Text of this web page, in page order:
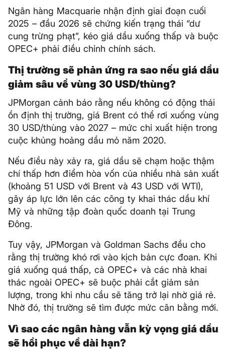
Ngân hàng Macquarie nhận định giai đoạn cuối
2025 – đầu 2026 sẽ chứng kiến trạng thái “dư
cung trừng phạt”, kéo giá dầu xuống thấp và buộc
OPEC+ phải điều chỉnh chính sách.
Thị trường sẽ phản ứng ra sao nếu giá dầu
giảm sâu về vùng 30 USD/thùng?
JPMorgan cảnh báo rằng nếu không có động thái
ổn định thị trường, giá Brent có thể rơi xuống vùng
30 USD/thùng vào 2027 – mức chỉ xuất hiện trong
cuộc khủng hoảng dầu mỏ năm 2020.
Nếu điều này xảy ra, giá dầu sẽ chạm hoặc thậm
chí thấp hơn điểm hòa vốn của nhiều nhà sản xuất
(khoảng 51 USD với Brent và 43 USD với WTI),
gây áp lực lớn lên các công ty khai thác dầu khí
Mỹ và những tập đoàn quốc doanh tại Trung
Đông.
Tuy vậy, JPMorgan và Goldman Sachs đều cho
rằng thị trường khó rơi vào kịch bản cực đoan. Khi
giá xuống quá thấp, cả OPEC+ và các nhà khai
thác ngoài OPEC+ sẽ buộc phải cắt giảm sản
lượng, trong khi nhu cầu sẽ tăng trở lại nhờ giá rẻ.
Nhờ đó, thị trường sẽ tìm được mức cân bằng mới.
Vì sao các ngân hàng vẫn kỳ vọng giá dầu
sẽ hồi phục về dài hạn?